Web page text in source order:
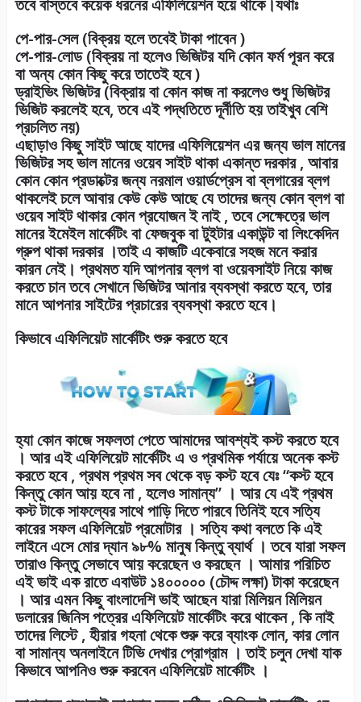
তবে বাস্তবে কয়েক ধরনের এফিলিয়েশন হয়ে থাকে।যথাঃ
পে-পার-সেল (বিক্রয় হলে তবেই টাকা পাবেন )
পে-পার-লোড (বিক্রয় না হলেও ভিজিটর যদি কোন ফর্ম পূরন করে
বা অন্য কোন কিছু করে তাতেই হবে )
ড্রাইভিং ভিজিটর (বিক্রায় বা কোন কাজ না করলেও শুধু ভিজিটর
ভিজিট করলেই হবে, তবে এই পদ্ধতিতে দূর্নীতি হয় তাইখুব বেশি
প্রচলিত নয়)
এছাড়াও কিছু সাইট আছে যাদের এফিলিয়েশন এর জন্য ভাল মানের
ভিজিটর সহ ভাল মানের ওয়েব সাইট থাকা একান্ত দরকার , আবার
কোন কোন প্রডাক্টের জন্য নরমাল ওয়ার্ডপ্রেস বা ব্লগারের ব্লগ
থাকলেই চলে আবার কেউ কেউ আছে যে তাদের জন্য কোন ব্লগ বা
ওয়েব সাইট থাকার কোন প্রযোজন ই নাই , তবে সেক্ষেত্রে ভাল
মানের ইমেইল মার্কেটিং বা ফেজবুক বা টুইটার একাউন্ট বা লিংকেদিন
গ্রুপ থাকা দরকার ।তাই এ কাজটি একেবারে সহজ মনে করার
কারন নেই। প্রথমত যদি আপনার ব্লগ বা ওয়েবসাইট নিয়ে কাজ
করতে চান তবে সেখানে ভিজিটর আনার ব্যবস্থা করতে হবে, তার
মানে আপনার সাইটের প্রচারের ব্যবস্থা করতে হবে।
কিভাবে এফিলিয়েট মার্কেটিং শুরু করতে হবে
হ্যা কোন কাজে সফলতা পেতে আমাদের আবশ্যই কস্ট করতে হবে
। আর এই এফিলিয়েট মার্কেটিং এ ও প্রথমিক পর্যায়ে অনেক কস্ট
করতে হবে , প্রথম প্রথম সব থেকে বড় কস্ট হবে যেঃ “কস্ট হবে
কিন্তু কোন আয় হবে না , হলেও সামান্য” । আর যে এই প্রথম
কস্ট টাকে সাফল্যের সাথে পাড়ি দিতে পারবে তিনিই হবে সত্যি
কারের সফল এফিলিয়েট প্রমোটার । সত্যি কথা বলতে কি এই
লাইনে এসে মোর দ্যান ৯৮% মানুষ কিন্তু ব্যার্থ । তবে যারা সফল
তারাও কিন্তু সেভাবে আয় করেছেন ও করছেন । আমার পরিচিত
এই ভাই এক রাতে এবাউট ১৪০০০০০ (চৌদ্দ লক্ষা) টাকা করেছেন
। আর এমন কিছু বাংলাদেশি ভাই আছেন যারা মিলিয়ন মিলিয়ন
ডলারের জিনিস পত্রের এফিলিয়েট মার্কেটিং করে থাকেন , কি নাই
তাদের লিস্টে , হীরার গহনা থেকে শুরু করে ব্যাংক লোন, কার লোন
বা সামান্য অনলাইনে টিভি দেখার প্রোগ্রাম । তাই চলুন দেখা যাক
কিভাবে আপনিও শুরু করবেন এফিলিয়েট মার্কেটিং ।